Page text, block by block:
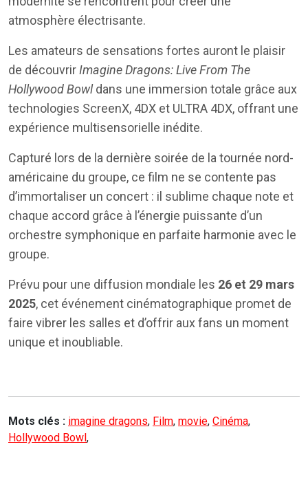
atmosphère électrisante.
Les amateurs de sensations fortes auront le plaisir
de découvrirImagine Dragons: Live From The
Hollywood Bowldans une immersion totale grâce aux
technologies ScreenX, 4DX et ULTRA 4DX, offrant une
expérience multisensorielle inédite.
Capturé lors de la dernière soirée de la tournée nord-
américaine du groupe, ce film ne se contente pas
d’immortaliser un concert : il sublime chaque note et
chaque accord grâce à l’énergie puissante d’un
orchestre symphonique en parfaite harmonie avec le
groupe.
Prévu pour une diffusion mondiale les 26 et 29 mars
2025, cet événement cinématographique promet de
faire vibrer les salles et d’offrir aux fans un moment
unique et inoubliable.
Mots clés : imagine dragons, Film, movie, Cinéma,
Hollywood Bowl ,